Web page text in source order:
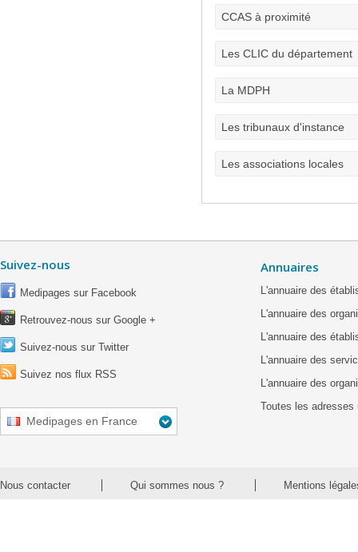
CCAS à proximité
Les CLIC du département
La MDPH
Les tribunaux d'instance
Les associations locales
Suivez-nous
Medipages sur Facebook
Retrouvez-nous sur Google +
Suivez-nous sur Twitter
Suivez nos flux RSS
Medipages en France
Annuaires
L'annuaire des
L'annuaire des
L'annuaire des
L'annuaire des
L'annuaire des
Toutes les adresses
Nous contacter Qui sommes nous ? Mentions